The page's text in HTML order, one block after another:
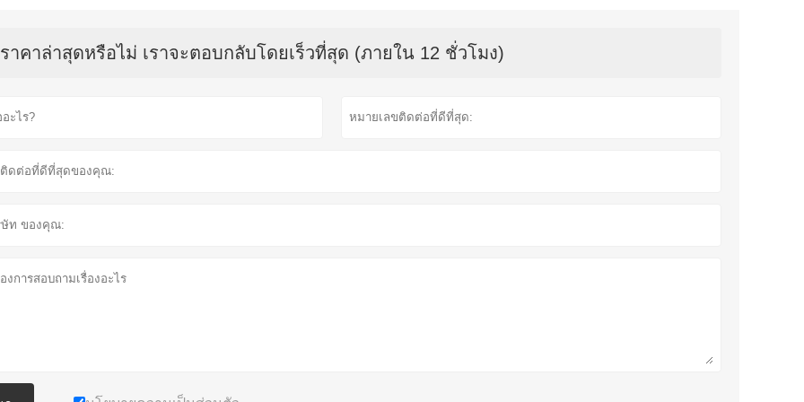
าคาล่าสุดหรือไม่ เราจะตอบกลับโดยเร็วที่สุด (ภายใน 12 ชั่วโมง)